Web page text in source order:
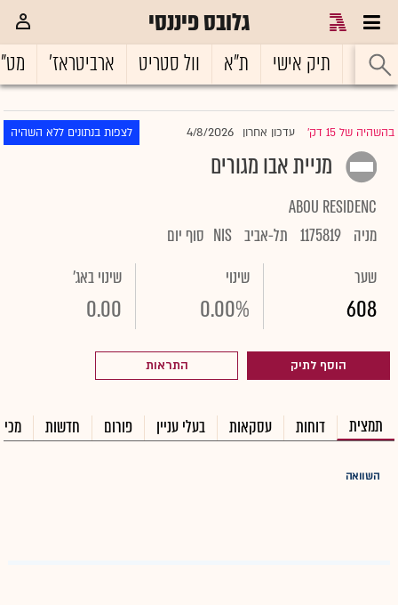
גלובס פיננסי
ראשי תיק אישי ת"א וול סטריט ארביטראז'
בהשהיה של 15 דק' |עדכון אחרון 4/8/2026 לצפות בנתונים ללא השהיה
מניית אבו מגורים
ABOU RESIDENC
מניה 1175819 תל-אביב NIS סוף יום
שער
608
שינוי
0.00%
שינוי באג'
0.00
הוסף לתיק התראות
תמצית דוחות עסקאות בעלי עניין פורום חדשות
השוואה